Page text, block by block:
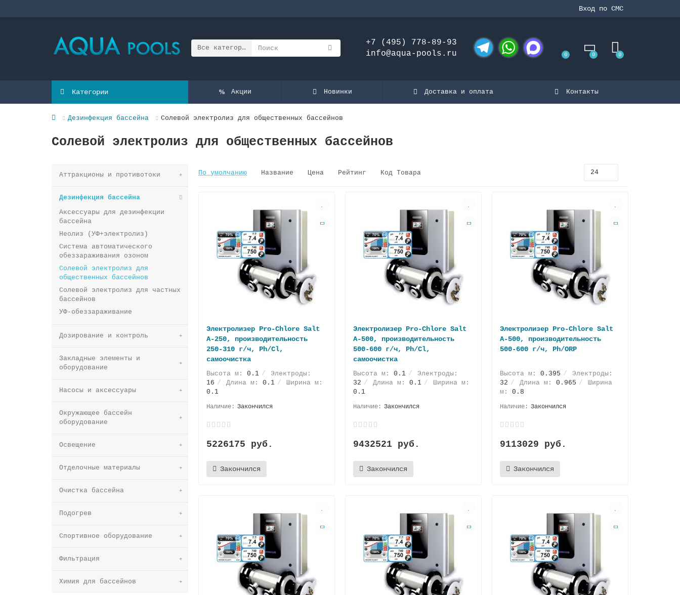
Вход по СМС
Все категории
+7 (495) 778-89-93
info@aqua-pools.ru
0 0 0
Категории Акции Новинки Доставка и оплата Контакты
Дезинфекция бассейна Солевой электролиз для общественных бассейнов
Солевой электролиз для общественных бассейнов
Аттракционы и противотоки
Дезинфекция бассейна
Аксессуары для дезинфекции
бассейна
Неолиз (УФ+электролиз)
Система автоматического
обеззараживания озоном
Солевой электролиз для
общественных бассейнов
Солевой электролиз для частных
бассейнов
УФ-обеззараживание
Дозирование и контроль
Закладные элементы и
оборудование
Насосы и аксессуары
Окружающее бассейн
оборудование
Освещение
Отделочные материалы
Очистка бассейна
Подогрев
Спортивное оборудование
Фильтрация
Химия для бассейнов
По умолчанию Название Цена Рейтинг Код Товара
Электролизер Pro-Chlore Salt
A-250, производительность
250-310 г/ч, Ph/Cl,
самоочистка
Высота м: 0.1
Электроды:
16
Длина м: 0.1
Ширина м:
0.1
Закончился
5226175 руб.
Закончился
Электролизер Pro-Chlore Salt
A-500, производительность
500-600 г/ч, Ph/Cl,
самоочистка
Высота м: 0.1
Электроды:
32
Длина м: 0.1
Ширина м:
0.1
Закончился
9432521 руб.
Закончился
Электролизер Pro-Chlore Salt
A-500, производительность
500-600 г/ч, Ph/ORP
Высота м: 0.395
Электроды:
32
Длина м: 0.965
Ширина
м: 0.8
Закончился
9113029 руб.
Закончился